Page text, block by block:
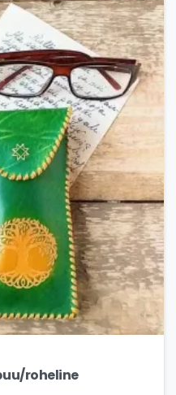
roheline